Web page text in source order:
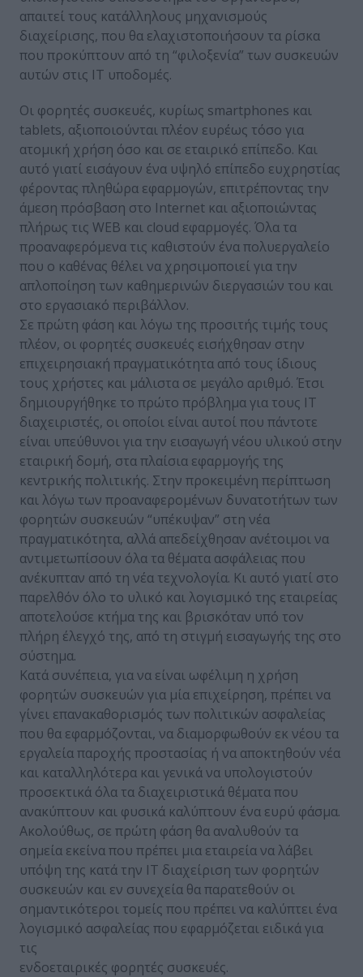
απαιτεί τους κατάλληλους μηχανισμούς
διαχείρισης, που θα ελαχιστοποιήσουν τα ρίσκα
που προκύπτουν από τη “φιλοξενία” των συσκευών
αυτών στις ΙΤ υποδομές.
Οι φορητές συσκευές, κυρίως smartphones και
tablets, αξιοποιούνται πλέον ευρέως τόσο για
ατομική χρήση όσο και σε εταιρικό επίπεδο. Και
αυτό γιατί εισάγουν ένα υψηλό επίπεδο ευχρηστίας
φέροντας πληθώρα εφαρμογών, επιτρέποντας την
άμεση πρόσβαση στο Internet και αξιοποιώντας
πλήρως τις WEB και cloud εφαρμογές. Όλα τα
προαναφερόμενα τις καθιστούν ένα πολυεργαλείο
που ο καθένας θέλει να χρησιμοποιεί για την
απλοποίηση των καθημερινών διεργασιών του και
στο εργασιακό περιβάλλον.
Σε πρώτη φάση και λόγω της προσιτής τιμής τους
πλέον, οι φορητές συσκευές εισήχθησαν στην
επιχειρησιακή πραγματικότητα από τους ίδιους
τους χρήστες και μάλιστα σε μεγάλο αριθμό. Έτσι
δημιουργήθηκε το πρώτο πρόβλημα για τους ΙΤ
διαχειριστές, οι οποίοι είναι αυτοί που πάντοτε
είναι υπεύθυνοι για την εισαγωγή νέου υλικού στην
εταιρική δομή, στα πλαίσια εφαρμογής της
κεντρικής πολιτικής. Στην προκειμένη περίπτωση
και λόγω των προαναφερομένων δυνατοτήτων των
φορητών συσκευών “υπέκυψαν” στη νέα
πραγματικότητα, αλλά απεδείχθησαν ανέτοιμοι να
αντιμετωπίσουν όλα τα θέματα ασφάλειας που
ανέκυπταν από τη νέα τεχνολογία. Κι αυτό γιατί στο
παρελθόν όλο το υλικό και λογισμικό της εταιρείας
αποτελούσε κτήμα της και βρισκόταν υπό τον
πλήρη έλεγχό της, από τη στιγμή εισαγωγής της στο
σύστημα.
Κατά συνέπεια, για να είναι ωφέλιμη η χρήση
φορητών συσκευών για μία επιχείρηση, πρέπει να
γίνει επανακαθορισμός των πολιτικών ασφαλείας
που θα εφαρμόζονται, να διαμορφωθούν εκ νέου τα
εργαλεία παροχής προστασίας ή να αποκτηθούν νέα
και καταλληλότερα και γενικά να υπολογιστούν
προσεκτικά όλα τα διαχειριστικά θέματα που
ανακύπτουν και φυσικά καλύπτουν ένα ευρύ φάσμα.
Ακολούθως, σε πρώτη φάση θα αναλυθούν τα
σημεία εκείνα που πρέπει μια εταιρεία να λάβει
υπόψη της κατά την ΙΤ διαχείριση των φορητών
συσκευών και εν συνεχεία θα παρατεθούν οι
σημαντικότεροι τομείς που πρέπει να καλύπτει ένα
λογισμικό ασφαλείας που εφαρμόζεται ειδικά για
τις
ενδοεταιρικές φορητές συσκευές.